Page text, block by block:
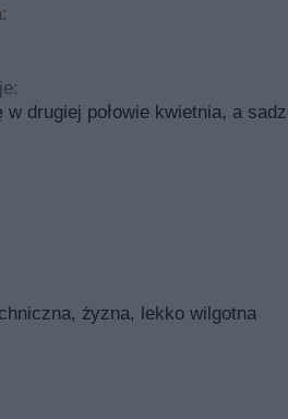
w drugiej połowie kwietnia, a
żyzna, lekko wilgotna